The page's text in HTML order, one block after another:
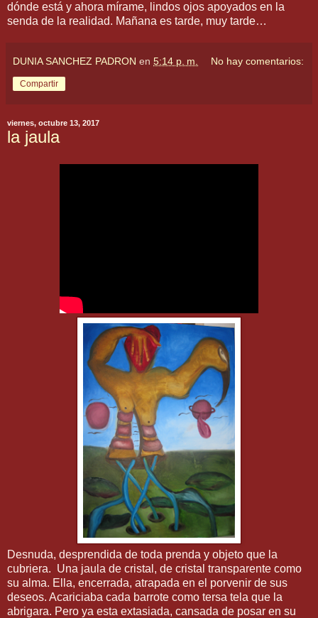
dónde está y ahora mírame, lindos ojos apoyados en la
senda de la realidad. Mañana es tarde, muy tarde…
DUNIA SANCHEZ PADRON en 5:14 p. m. No hay comentarios:
Compartir
viernes, octubre 13, 2017
la jaula
Desnuda, desprendida de toda prenda y objeto que la
cubriera. Una jaula de cristal, de cristal transparente como
su alma. Ella, encerrada, atrapada en el porvenir de sus
deseos. Acariciaba cada barrote como tersa tela que la
abrigara. Pero ya esta extasiada, cansada de posar en su